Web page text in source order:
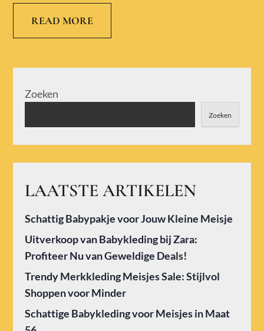
READ MORE
Zoeken
Zoeken
LAATSTE ARTIKELEN
Schattig Babypakje voor Jouw Kleine Meisje
Uitverkoop van Babykleding bij Zara:
Profiteer Nu van Geweldige Deals!
Trendy Merkkleding Meisjes Sale: Stijlvol
Shoppen voor Minder
Schattige Babykleding voor Meisjes in Maat